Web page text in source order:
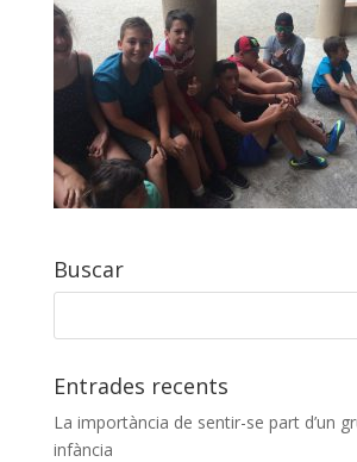
Buscar
Entrades recents
La importància de sentir-se part d’un
infància